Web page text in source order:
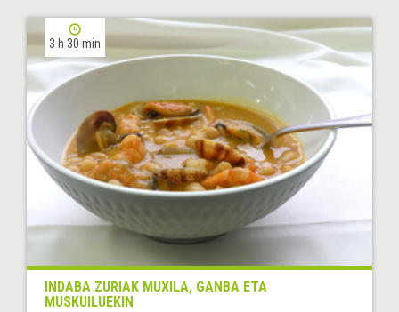
3 h 30 min
INDABA ZURIAK MUXILA, GANBA ETA
MUSKUILUEKIN